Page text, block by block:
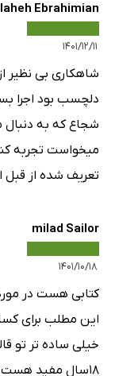
Ebrahimian
۱۴۰۱/۱۲/۱۱
شاهکاری بی نظیر
دلچسب بود اجرا
شجاع که به دنبال
میخواست تجربه
تعریف شده از قبل
milad Sailor
۱۴۰۱/۱۰/۱۸
کتابی هست در
این مطلب برای
خیلی ساده تر تو
۱۸سال مفید هست